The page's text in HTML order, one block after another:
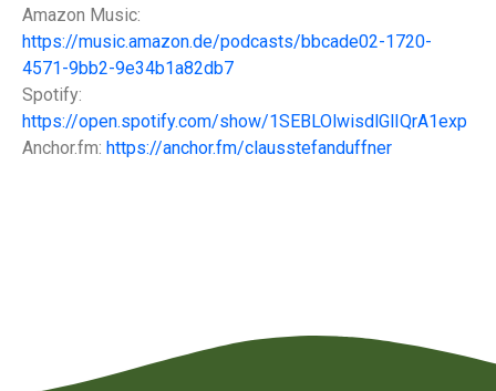
Amazon Music:
https://music.amazon.de/podcasts/bbcade02-1720-
4571-9bb2-9e34b1a82db7
Spotify:
https://open.spotify.com/show/1SEBLOlwisdlGlIQrA1exp
Anchor.fm: https://anchor.fm/clausstefanduffner